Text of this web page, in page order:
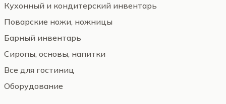
Кухонный и кондитерский инвентарь
Поварские ножи, ножницы
Барный инвентарь
Сиропы, основы, напитки
Все для гостиниц
Оборудование